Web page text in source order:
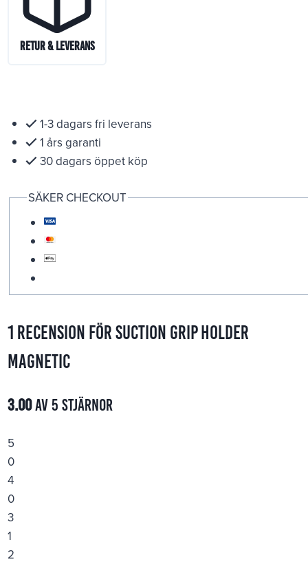
Retur & Leverans
1-3 dagars fri leverans
1 års garanti
30 dagars öppet köp
SÄKER CHECKOUT
1 recension förSuction Grip Holder
Magnetic
3.00av 5 stjärnor
5
0
4
0
3
1
2